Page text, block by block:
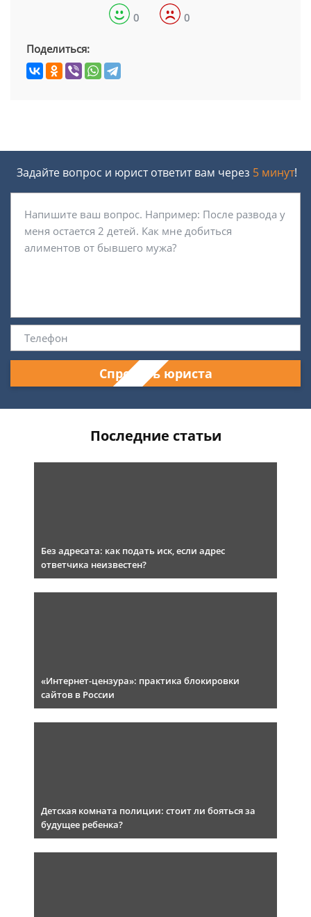
0 0
Поделиться:
Задайте вопрос и юрист ответит вам через 5 минут!
Спросить юриста
Последние статьи
Без адресата: как подать иск, если адрес
ответчика неизвестен?
«Интернет-цензура»: практика блокировки
сайтов в России
Детская комната полиции: стоит ли бояться за
будущее ребенка?